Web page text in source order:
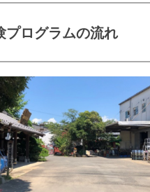
プログラムの流れ